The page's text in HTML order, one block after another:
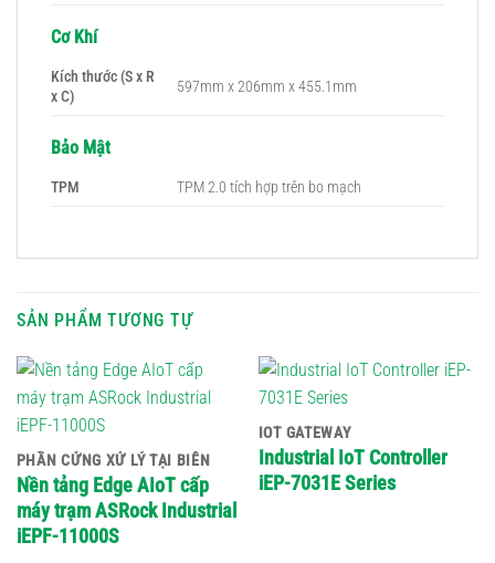
Cơ Khí
Kích thước (S x R
x C)
597mm x 206mm x 455.1mm
Bảo Mật
TPM TPM 2.0 tích hợp trên bo mạch
SẢN PHẨM TƯƠNG TỰ
PHẦN CỨNG XỬ LÝ TẠI BIÊN
Nền tảng Edge AIoT cấp
máy trạm ASRock Industrial
iEPF-11000S
IOT GATEWAY
Industrial IoT Controller
iEP-7031E Series